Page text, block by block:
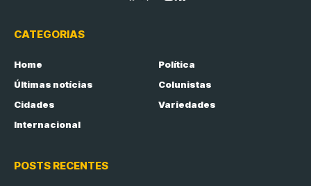
CATEGORIAS
Home
Política
Últimas notícias
Colunistas
Cidades
Variedades
Internacional
POSTS RECENTES